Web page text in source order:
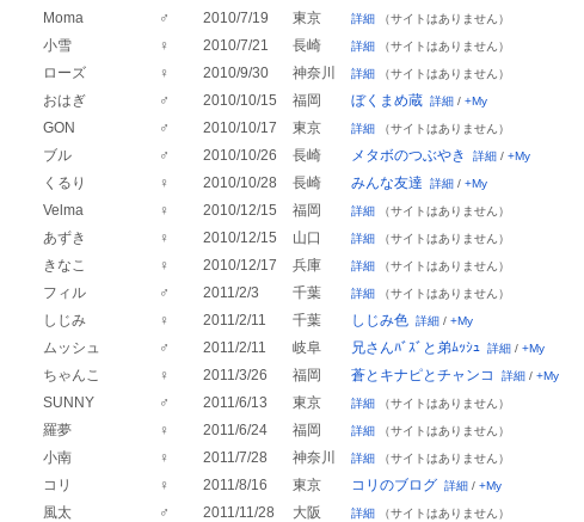
Moma ♂ 2010/7/19 東京 詳細（サイトはありません）
小雪 ♀ 2010/7/21 長崎 詳細（サイトはありません）
ローズ ♀ 2010/9/30 神奈川 詳細（サイトはありません）
おはぎ ♂ 2010/10/15 福岡 ぼくまめ蔵 詳細/ +My
GON ♂ 2010/10/17 東京 詳細（サイトはありません）
ブル ♂ 2010/10/26 長崎 メタボのつぶやき 詳細/ +My
くるり ♀ 2010/10/28 長崎 みんな友達 詳細/ +My
Velma ♀ 2010/12/15 福岡 詳細（サイトはありません）
あずき ♀ 2010/12/15 山口 詳細（サイトはありません）
きなこ ♀ 2010/12/17 兵庫 詳細（サイトはありません）
フィル ♂ 2011/2/3 千葉 詳細（サイトはありません）
しじみ ♀ 2011/2/11 千葉 しじみ色 詳細/ +My
ムッシュ ♂ 2011/2/11 岐阜 兄さんﾊﾞｽﾞと弟ﾑｯｼｭ 詳細/ +My
ちゃんこ ♀ 2011/3/26 福岡 蒼とキナピとチャンコ 詳細/ +My
SUNNY ♂ 2011/6/13 東京 詳細（サイトはありません）
羅夢 ♀ 2011/6/24 福岡 詳細（サイトはありません）
小南 ♀ 2011/7/28 神奈川 詳細（サイトはありません）
コリ ♀ 2011/8/16 東京 コリのブログ 詳細/ +My
風太 ♂ 2011/11/28 大阪 詳細（サイトはありません）